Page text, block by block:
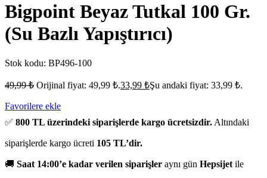
Bigpoint Beyaz Tutkal 100 Gr.
(Su Bazlı Yapıştırıcı)
Stok kodu: BP496-100
49,99₺ Orijinal fiyat: 49,99 ₺.33,99 ₺Şu andaki fiyat: 33,99 ₺.
Favorilere ekle
✅ 800 TL üzerindeki siparişlerde kargo ücretsizdir. Altındaki
siparişlerde kargo ücreti 105 TL’dir.
🚚 Saat 14:00’e kadar verilen siparişler aynı gün Hepsijet ile